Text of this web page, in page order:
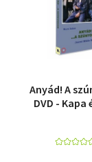
Anyád! A
DVD - Kapa